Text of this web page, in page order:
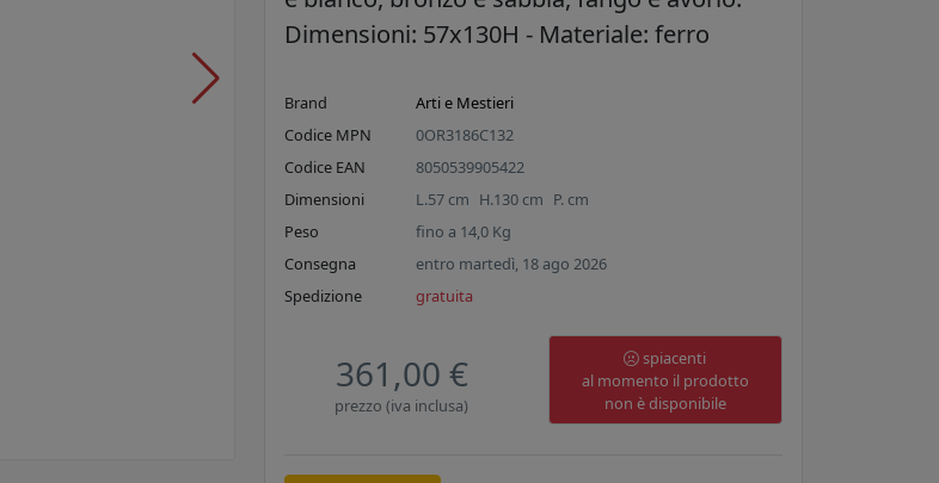
Dimensioni: 57x130H - Materiale: ferro
Brand
Arti e Mestieri
Codice MPN
0OR3186C132
Codice EAN
8050539905422
Dimensioni
L.57 cm H.130 cm P. cm
Peso
fino a 14,0 Kg
Consegna
entro martedì, 18 ago 2026
Spedizione
gratuita
361,00 €
prezzo (iva inclusa)
spiacenti
al momento il prodotto
non è disponibile